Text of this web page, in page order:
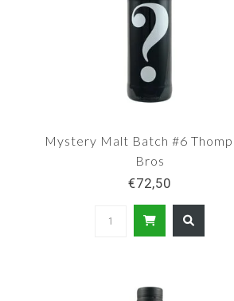
Mystery Malt Batch #6
Bros
€72,50